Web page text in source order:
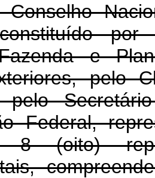
por
e
pelo
pelo
Federal,
8 (oito)